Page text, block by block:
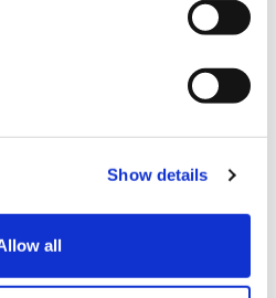
Show details
all
doughnuts return